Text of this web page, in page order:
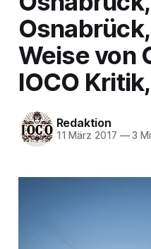
Weise von
IOCO
Redaktion
11 März 2017 —3